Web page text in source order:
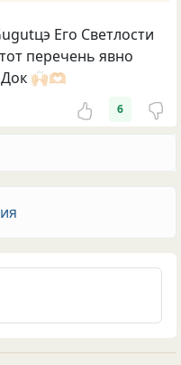
Его Светлости
перечень явно
🙌🏻🫶🏻
6